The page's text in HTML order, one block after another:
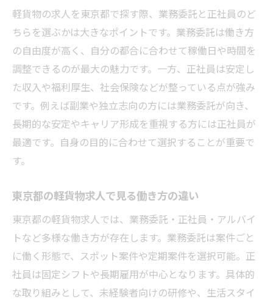
軽貨物の求人を東京都で探す際、業務委託と正社員のど
ちらを選ぶかは大きなポイントです。業務委託は働き方
の自由度が高く、自分の都合に合わせて稼働日や時間を
調整できるのが最大の魅力です。一方、正社員は安定し
た収入や福利厚生、社会保険などが整っている点が強み
です。例えば副業や独立志向の方には業務委託が向き、
長期的な安定やキャリア形成を重視する方には正社員が
最適です。自身の目的に合わせて選択することが重要で
す。
東京都の軽貨物求人で見る働き方の違い
東京都の軽貨物求人では、業務委託・正社員・アルバイ
トなど多様な働き方が存在します。業務委託は案件ごと
に働く形態で、スポット案件や定期案件を選択可能。正
社員は固定シフトや長期雇用が中心となります。具体的
な取り組みとして、未経験者向けの研修や、生活スタイ